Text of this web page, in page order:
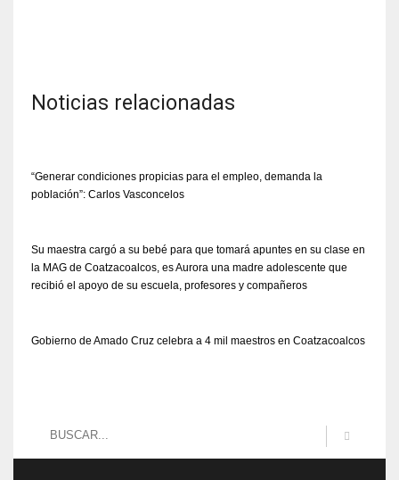
Noticias relacionadas
“Generar condiciones propicias para el empleo, demanda la
población”: Carlos Vasconcelos
Su maestra cargó a su bebé para que tomará apuntes en su clase en
la MAG de Coatzacoalcos, es Aurora una madre adolescente que
recibió el apoyo de su escuela, profesores y compañeros
Gobierno de Amado Cruz celebra a 4 mil maestros en Coatzacoalcos